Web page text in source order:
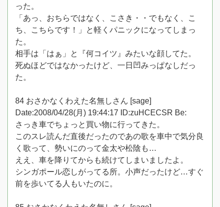
った。
「あっ、おちらではなく、こさき・・でもなく、こ
ち、こちらです！」と軽くパニックになってしまっ
た。
相手は「はぁ」と『何コイツ』みたいな顔してた。
死ぬほどではなかったけど、一日凹みっぱなしだっ
た。
84 おさかなくわえた名無しさん [sage]
Date:2008/04/28(月) 19:44:17 ID:zuHCECSR Be:
さっき車でちょっと買い物に行ってきた。
このスレ読んだ直後だったのであの歌を車中で気分良
く歌って、勢いにのって金太や松陰も…
ええ、車を降りてからも続けてしまいましたよ。
シンガポール恋しがってる所。小声だったけど…すぐ
前を歩いてる人もいたのに。